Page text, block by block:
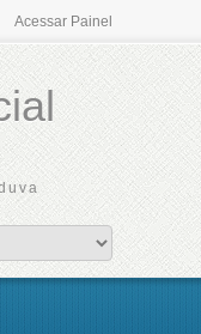
Acessar Painel